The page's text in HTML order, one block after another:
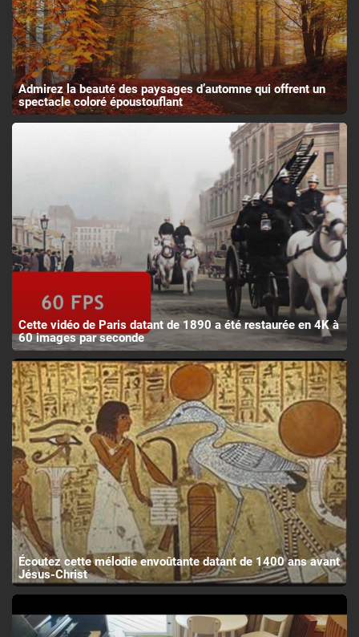
Admirez la beauté des paysages d’automne qui offrent un
spectacle coloré époustouflant
Cette vidéo de Paris datant de 1890 a été restaurée en 4K à
60 images par seconde
Écoutez cette mélodie envoûtante datant de 1400 ans avant
Jésus-Christ